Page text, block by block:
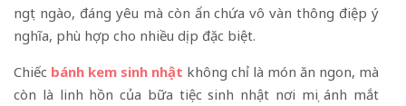
ngọt ngào, đáng yêu mà còn ẩn chứa vô vàn thông điệp ý
nghĩa, phù hợp cho nhiều dịp đặc biệt.
Chiếc bánh kem sinh nhật không chỉ là món ăn ngon, mà
còn là linh hồn của bữa tiệc sinh nhật nơi mọi ánh mắt